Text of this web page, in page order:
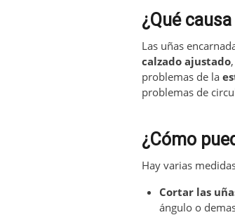
¿Qué
Las uñas
calzado ajustado,
problemas de la
problemas de
¿Cómo
Hay varias
Cortar las
ángulo o